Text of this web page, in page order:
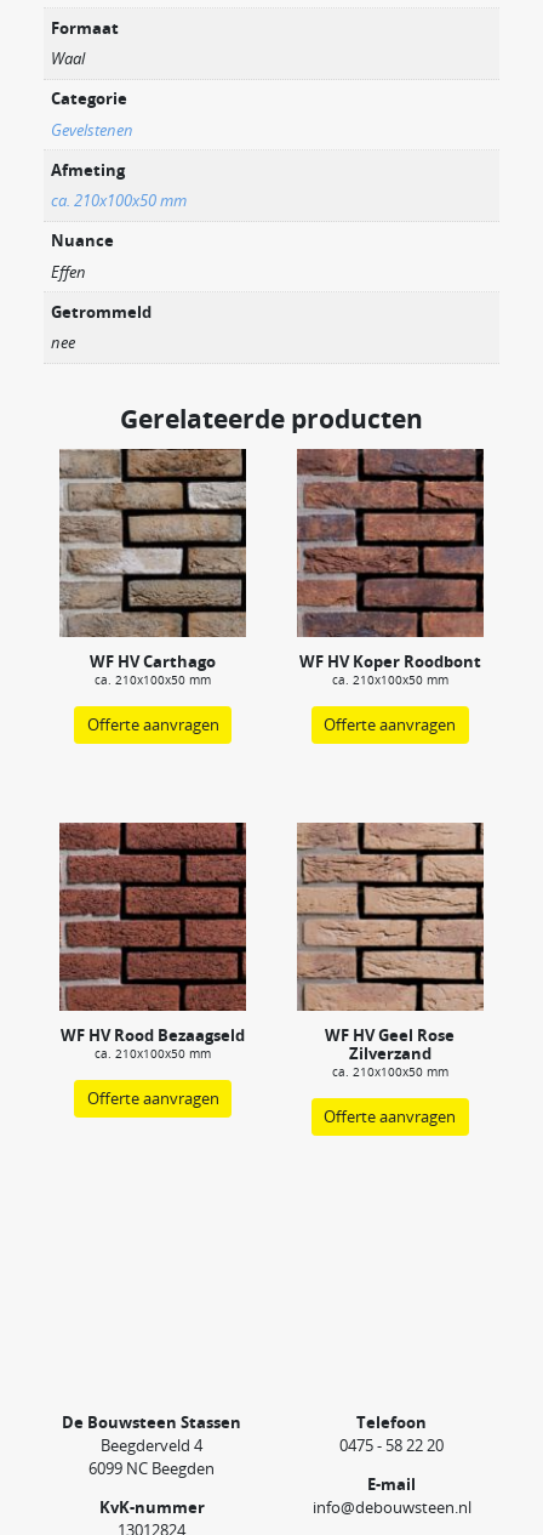
Formaat
Waal
Categorie
Gevelstenen
Afmeting
ca. 210x100x50 mm
Nuance
Effen
Getrommeld
nee
Gerelateerde producten
WF HV Carthago
ca. 210x100x50 mm
Offerte aanvragen
WF HV Koper Roodbont
ca. 210x100x50 mm
Offerte aanvragen
WF HV Rood Bezaagseld
ca. 210x100x50 mm
Offerte aanvragen
WF HV Geel Rose
Zilverzand
ca. 210x100x50 mm
Offerte aanvragen
De Bouwsteen Stassen
Beegderveld 4
6099 NC Beegden
KvK-nummer
13012824
Telefoon
0475 - 58 22 20
E-mail
info@debouwsteen.nl